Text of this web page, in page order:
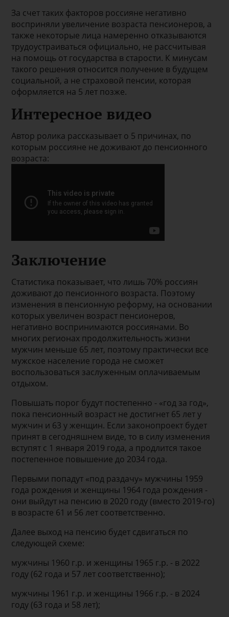
За счет таких факторов россияне негативно
восприняли увеличение возраста пенсионеров, а
также некоторые лица намеренно отказываются
трудоустраиваться официально, не рассчитывая
на помощь от государства в старости. К минусам
такого решения относится получение в будущем
социальной, а не страховой пенсии, которая
оформляется на 5 лет позже.
Интересное видео
Автор ролика рассказывает о 5 причинах, по
которым россияне не доживают до пенсионного
возраста:
Заключение
Статистика показывает, что лишь 70% россиян
доживают до пенсионного возраста. Поэтому
изменения в пенсионную реформу, на основании
которых увеличен возраст пенсионеров,
негативно воспринимаются россиянами. Во
многих регионах продолжительность жизни
мужчин меньше 65 лет, поэтому практически все
мужское население города не сможет
воспользоваться заслуженным оплачиваемым
отдыхом.
Повышать порог будут постепенно - «год за год»,
пока пенсионный возраст не достигнет 65 лет у
мужчин и 63 у женщин. Если законопроект будет
принят в сегодняшнем виде, то в силу изменения
вступят с 1 января 2019 года, а продлится такое
постепенное повышение до 2034 года.
Первыми попадут «под раздачу» мужчины 1959
года рождения и женщины 1964 года рождения -
они выйдут на пенсию в 2020 году (вместо 2019-го)
в возрасте 61 и 56 лет соответственно.
Далее выход на пенсию будет сдвигаться по
следующей схеме:
мужчины 1960 г.р. и женщины 1965 г.р. - в 2022
году (62 года и 57 лет соответственно);
мужчины 1961 г.р. и женщины 1966 г.р. - в 2024
году (63 года и 58 лет);